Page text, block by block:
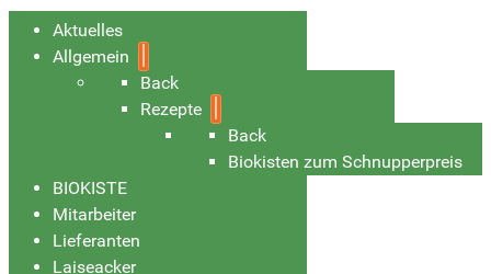
Aktuelles
Allgemein
Back
Rezepte
Back
Biokisten zum Schnupperpreis
BIOKISTE
Mitarbeiter
Lieferanten
Laiseacker